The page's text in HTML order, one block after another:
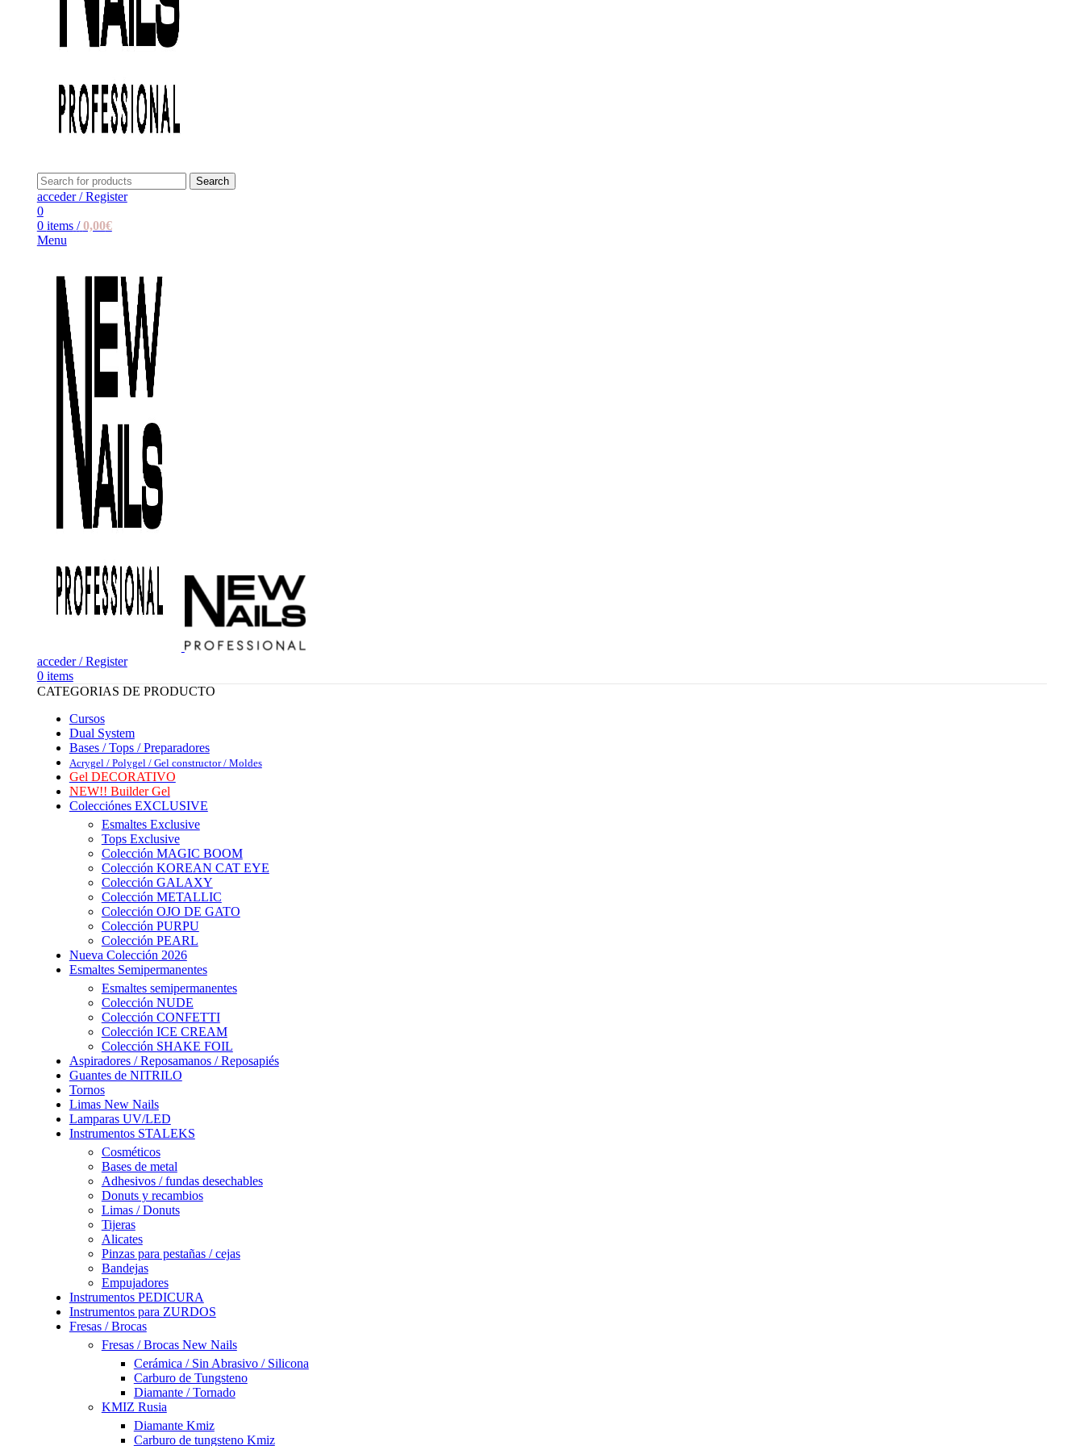
Search
acceder / Register
0
0 items / 0,00€
Menu
acceder / Register
0 items
CATEGORIAS DE PRODUCTO
Cursos
Dual System
Bases / Tops / Preparadores
Acrygel / Polygel / Gel constructor / Moldes
Gel DECORATIVO
NEW!! Builder Gel
Colecciónes EXCLUSIVE
Esmaltes Exclusive
Tops Exclusive
Colección MAGIC BOOM
Colección KOREAN CAT EYE
Colección GALAXY
Colección METALLIC
Colección OJO DE GATO
Colección PURPU
Colección PEARL
Nueva Colección 2026
Esmaltes Semipermanentes
Esmaltes semipermanentes
Colección NUDE
Colección CONFETTI
Colección ICE CREAM
Colección SHAKE FOIL
Aspiradores / Reposamanos / Reposapiés
Guantes de NITRILO
Tornos
Limas New Nails
Lamparas UV/LED
Instrumentos STALEKS
Cosméticos
Bases de metal
Adhesivos / fundas desechables
Donuts y recambios
Limas / Donuts
Tijeras
Alicates
Pinzas para pestañas / cejas
Bandejas
Empujadores
Instrumentos PEDICURA
Instrumentos para ZURDOS
Fresas / Brocas
Fresas / Brocas New Nails
Cerámica / Sin Abrasivo / Silicona
Carburo de Tungsteno
Diamante / Tornado
KMIZ Rusia
Diamante Kmiz
Carburo de tungsteno Kmiz